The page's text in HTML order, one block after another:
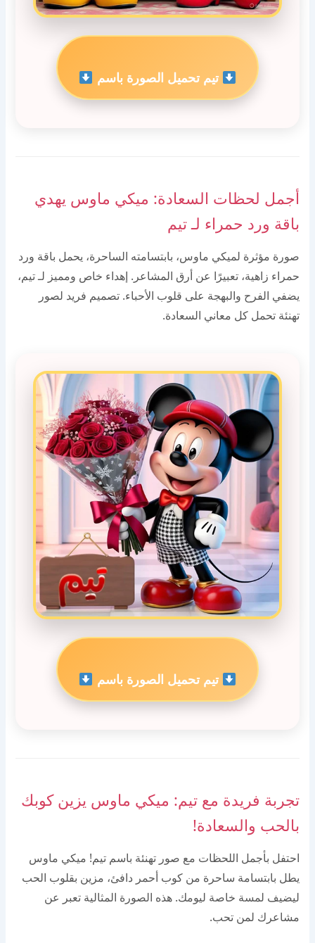
تيم تحميل الصورة باسم
أجمل لحظات السعادة: ميكي ماوس يهدي
باقة ورد حمراء لـ تيم
صورة مؤثرة لميكي ماوس، بابتسامته الساحرة، يحمل باقة ورد
حمراء زاهية، تعبيرًا عن أرق المشاعر. إهداء خاص ومميز لـ تيم،
يضفي الفرح والبهجة على قلوب الأحباء. تصميم فريد لصور
تهنئة تحمل كل معاني السعادة.
تيم تحميل الصورة باسم
تجربة فريدة مع تيم: ميكي ماوس يزين كوبك
بالحب والسعادة!
احتفل بأجمل اللحظات مع صور تهنئة باسم تيم! ميكي ماوس
يطل بابتسامة ساحرة من كوب أحمر دافئ، مزين بقلوب الحب
ليضيف لمسة خاصة ليومك. هذه الصورة المثالية تعبر عن
مشاعرك لمن تحب.